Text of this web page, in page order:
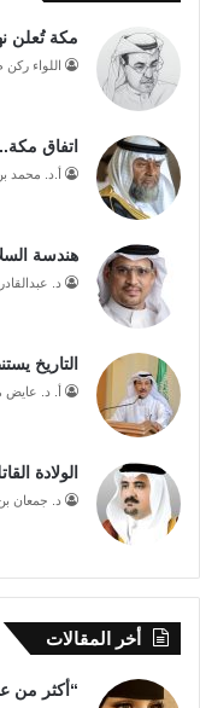
مكة تُعلن
اللواء
اتفاق
أ.د. محمد
هندسة
د.
التاريخ
أ. د. عايض
الولادة
د. جمعان
أخر المقالات
“أكثر من